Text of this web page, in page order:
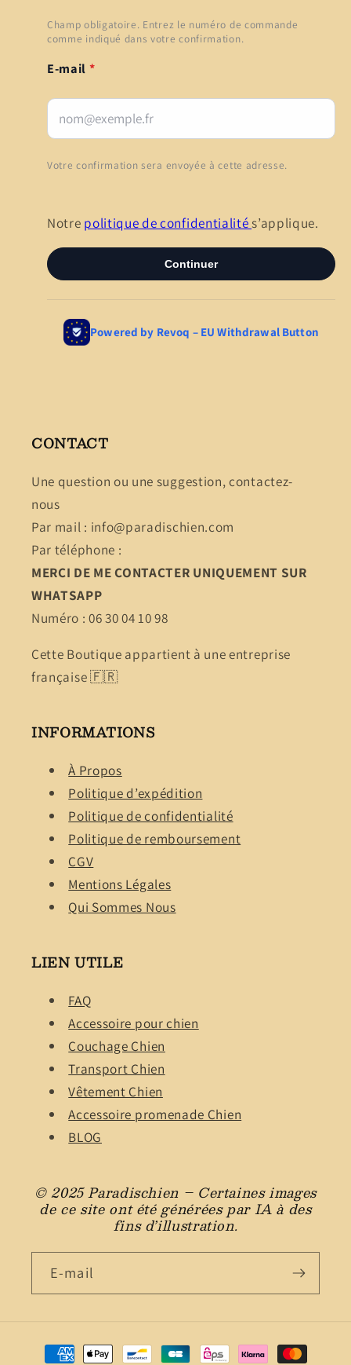
CONTACT
Une question ou une suggestion, contactez-
nous
Par mail : info@paradischien.com
Par téléphone :
MERCI DE ME CONTACTER UNIQUEMENT SUR
WHATSAPP
Numéro : 06 30 04 10 98
Cette Boutique appartient à une entreprise
française 🇫🇷
INFORMATIONS
À Propos
Politique d’expédition
Politique de confidentialité
Politique de remboursement
CGV
Mentions Légales
Qui Sommes Nous
LIEN UTILE
FAQ
Accessoire pour chien
Couchage Chien
Transport Chien
Vêtement Chien
Accessoire promenade Chien
BLOG
© 2025 Paradischien – Certaines images
de ce site ont été générées par IA à des
fins d’illustration.
E-mail
Moyens